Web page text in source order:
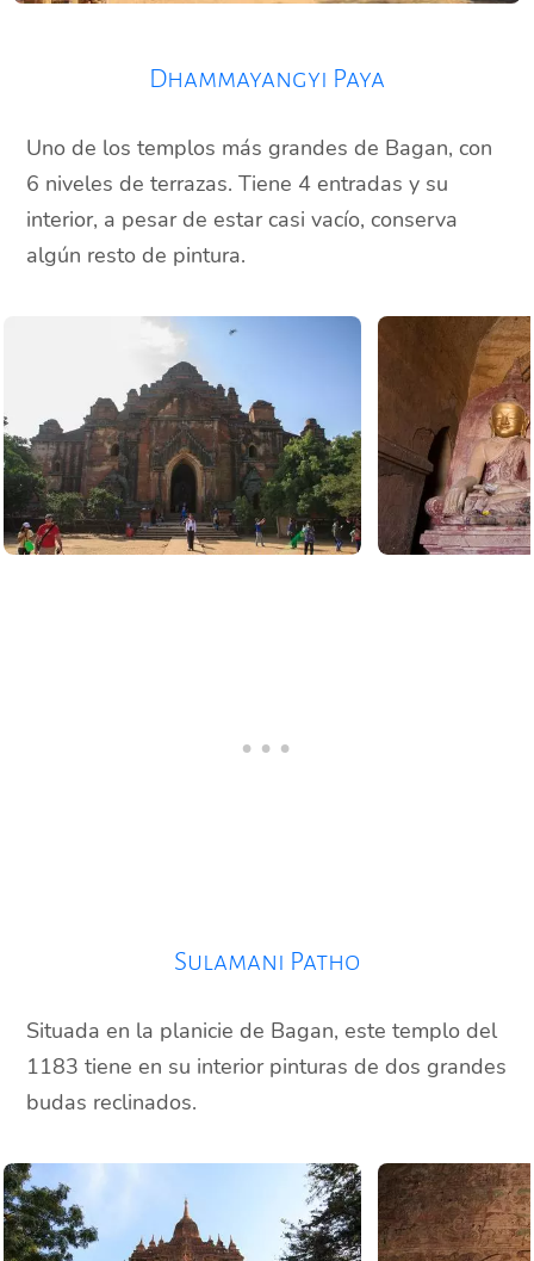
Dhammayangyi Paya
Uno de los templos más grandes de Bagan, con
6 niveles de terrazas. Tiene 4 entradas y su
interior, a pesar de estar casi vacío, conserva
algún resto de pintura.
Sulamani Patho
Situada en la planicie de Bagan, este templo del
1183 tiene en su interior pinturas de dos grandes
budas reclinados.